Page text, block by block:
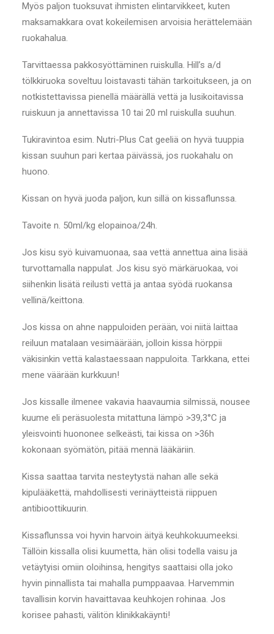
Myös paljon tuoksuvat ihmisten elintarvikkeet, kuten
maksamakkara ovat kokeilemisen arvoisia herättelemään
ruokahalua.
Tarvittaessa pakkosyöttäminen ruiskulla. Hill’s a/d
tölkkiruoka soveltuu loistavasti tähän tarkoitukseen, ja on
notkistettavissa pienellä määrällä vettä ja lusikoitavissa
ruiskuun ja annettavissa 10 tai 20 ml ruiskulla suuhun.
Tukiravintoa esim. Nutri-Plus Cat geeliä on hyvä tuuppia
kissan suuhun pari kertaa päivässä, jos ruokahalu on
huono.
Kissan on hyvä juoda paljon, kun sillä on kissaflunssa.
Tavoite n. 50ml/kg elopainoa/24h.
Jos kisu syö kuivamuonaa, saa vettä annettua aina lisää
turvottamalla nappulat. Jos kisu syö märkäruokaa, voi
siihenkin lisätä reilusti vettä ja antaa syödä ruokansa
vellinä/keittona.
Jos kissa on ahne nappuloiden perään, voi niitä laittaa
reiluun matalaan vesimäärään, jolloin kissa hörppii
väkisinkin vettä kalastaessaan nappuloita. Tarkkana, ettei
mene väärään kurkkuun!
Jos kissalle ilmenee vakavia haavaumia silmissä, nousee
kuume eli peräsuolesta mitattuna lämpö >39,3°C ja
yleisvointi huononee selkeästi, tai kissa on >36h
kokonaan syömätön, pitää mennä lääkäriin.
Kissa saattaa tarvita nesteytystä nahan alle sekä
kipulääkettä, mahdollisesti verinäytteistä riippuen
antibioottikuurin.
Kissaflunssa voi hyvin harvoin äityä keuhkokuumeeksi.
Tällöin kissalla olisi kuumetta, hän olisi todella vaisu ja
vetäytyisi omiin oloihinsa, hengitys saattaisi olla joko
hyvin pinnallista tai mahalla pumppaavaa. Harvemmin
tavallisin korvin havaittavaa keuhkojen rohinaa. Jos
korisee pahasti, välitön klinikkakäynti!